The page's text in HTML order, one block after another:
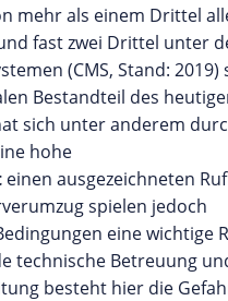
mehr als einem Drittel
fast zwei Drittel unter
(CMS, Stand: 2019)
Bestandteil des
sich unter anderem
hohe
einen ausgezeichneten Ruf
spielen jedoch
eine wichtige
technische Betreuung
besteht hier die